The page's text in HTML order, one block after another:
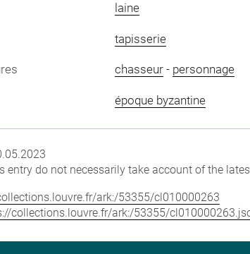
laine
tapisserie
chasseur- personnage
époque byzantine
entry do not necessarily take account of the
ark:/53355/cl010000263
collections.louvre.fr/ark:/53355/